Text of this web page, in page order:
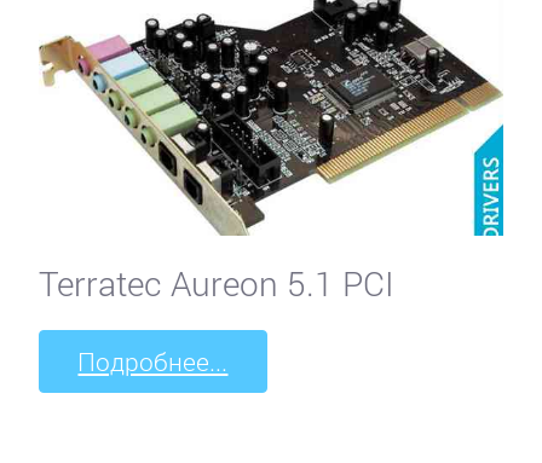
Terratec Aureon 5.1 PCI
Подробнее...